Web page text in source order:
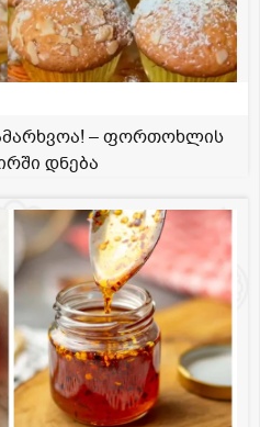
– ფორთოხლის
დნება